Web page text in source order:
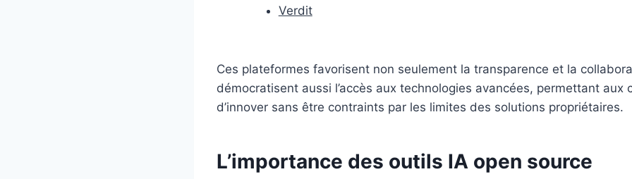
Verdit
Ces plateformes favorisent non seulement la transparence et la
démocratisent aussi l’accès aux technologies avancées, permettant aux
d’innover sans être contraints par les limites des solutions propriétaires.
L’importance des outils IA open source